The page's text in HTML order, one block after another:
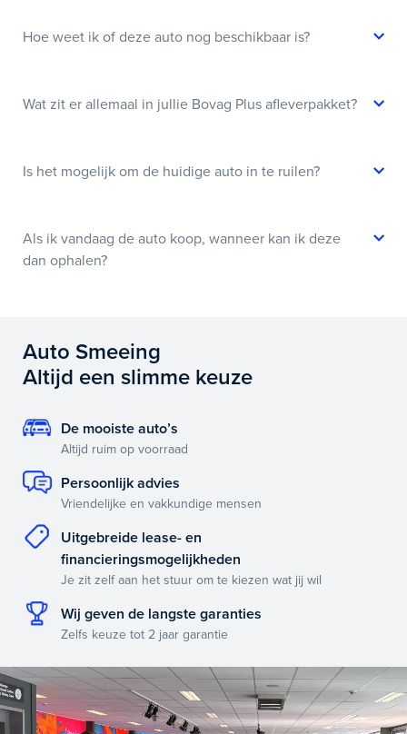
Hoe weet ik of deze auto nog beschikbaar is?
Wat zit er allemaal in jullie Bovag Plus afleverpakket?
Is het mogelijk om de huidige auto in te ruilen?
Als ik vandaag de auto koop, wanneer kan ik deze
dan ophalen?
Auto Smeeing
Altijd een slimme keuze
De mooiste auto’s
Altijd ruim op voorraad
Persoonlijk advies
Vriendelijke en vakkundige mensen
Uitgebreide lease- en
financieringsmogelijkheden
Je zit zelf aan het stuur om te kiezen wat jij wil
Wij geven de langste garanties
Zelfs keuze tot 2 jaar garantie